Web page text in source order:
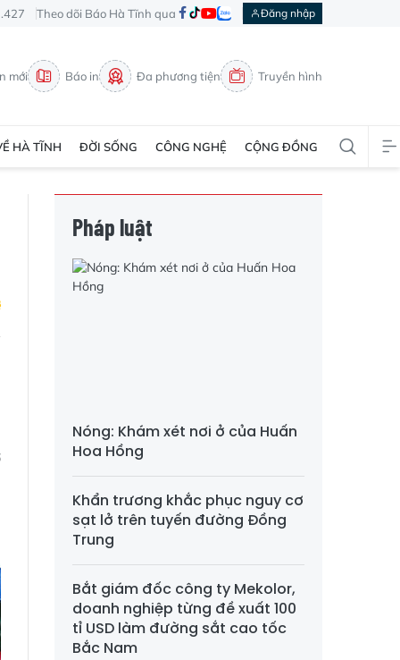
Theo dõi Báo Hà Tĩnh qua Đăng nhập
mới Báo in Đa phương tiện Truyền hình
HÀ TĨNH ĐỜI SỐNG CÔNG NGHỆ CỘNG ĐỒNG
Pháp luật
Nóng: Khám xét nơi ở của Huấn
Hoa Hồng
Khẩn trương khắc phục nguy cơ
sạt lở trên tuyến đường Đồng
Trung
Bắt giám đốc công ty Mekolor,
doanh nghiệp từng đề xuất 100
tỉ USD làm đường sắt cao tốc
Bắc Nam